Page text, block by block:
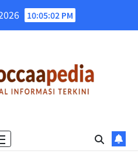
10:05:03 PM